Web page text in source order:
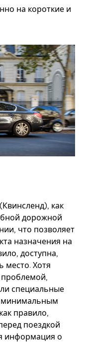
на короткие и
как
дорожной
что позволяет
назначения на
доступна,
место. Хотя
проблемой,
специальные
минимальным
правило,
поездкой
информация о